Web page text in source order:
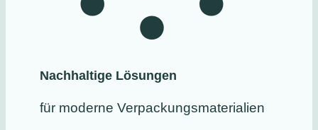
Nachhaltige Lösungen
für moderne Verpackungsmaterialien